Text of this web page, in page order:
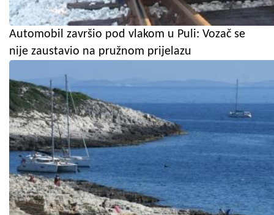
Automobil završio pod vlakom u Puli: Vozač se
nije zaustavio na pružnom prijelazu